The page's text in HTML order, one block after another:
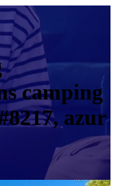
camping
azur